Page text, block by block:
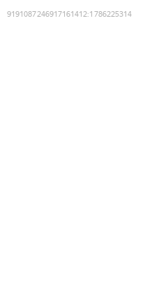
9191087246917161412:1786225314